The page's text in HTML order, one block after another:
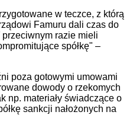
w teczce, z którą
Famuru dali czas do
razie mieli
spółkę" –
poza gotowymi umowami
dowody o rzekomych
np. materiały świadczące o
sankcji nałożonych na